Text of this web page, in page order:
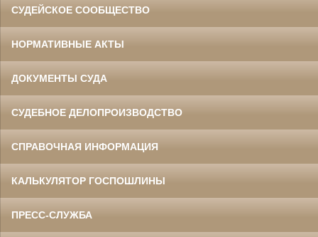
СУДЕЙСКОЕ СООБЩЕСТВО
НОРМАТИВНЫЕ АКТЫ
ДОКУМЕНТЫ СУДА
СУДЕБНОЕ ДЕЛОПРОИЗВОДСТВО
СПРАВОЧНАЯ ИНФОРМАЦИЯ
КАЛЬКУЛЯТОР ГОСПОШЛИНЫ
ПРЕСС-СЛУЖБА